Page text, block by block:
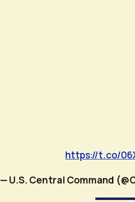
https://t.co/
— U.S. Central Command